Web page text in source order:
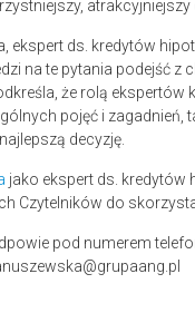
atrakcyjniejszy
ekspert ds. kredytów
na te pytania podejść z
że rolą ekspertów
pojęć i zagadnień,
decyzję.
jako ekspert ds. kredytów
Czytelników do
pod numerem